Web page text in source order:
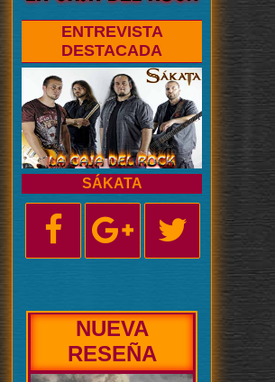
ENTREVISTA
DESTACADA
SÁKATA
NUEVA
BIOGRAFÍA